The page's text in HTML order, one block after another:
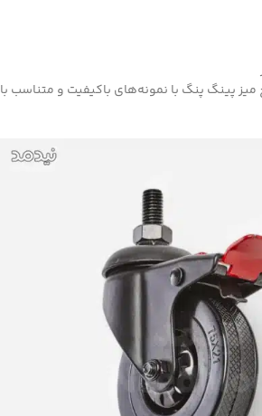
پینگ پنگ با نمونه‌های باکیفیت و متناسب با